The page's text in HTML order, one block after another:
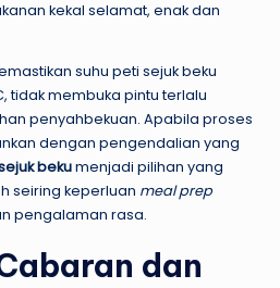
kekal selamat, enak dan
suhu peti sejuk beku
tidak membuka pintu terlalu
penyahbekuan. Apabila proses
dengan pengendalian yang
bekumenjadi pilihan yang
seiring keperluan meal prep
pengalaman rasa.
dan